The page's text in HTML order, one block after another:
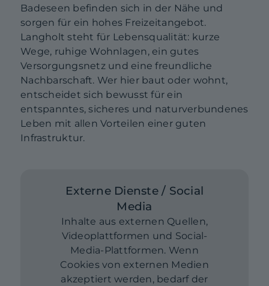
Badeseen befinden sich in der Nähe und
sorgen für ein hohes Freizeitangebot.
Langholt steht für Lebensqualität: kurze
Wege, ruhige Wohnlagen, ein gutes
Versorgungsnetz und eine freundliche
Nachbarschaft. Wer hier baut oder wohnt,
entscheidet sich bewusst für ein
entspanntes, sicheres und naturverbundenes
Leben mit allen Vorteilen einer guten
Infrastruktur.
Externe Dienste / Social
Media
Inhalte aus externen Quellen,
Videoplattformen und Social-
Media-Plattformen. Wenn
Cookies von externen Medien
akzeptiert werden, bedarf der